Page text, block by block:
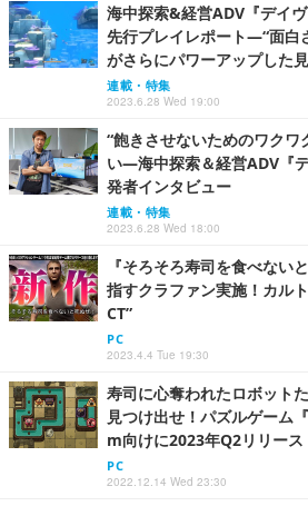
海中探索&経営ADV『デイ
先行プレイレポート―“面白
がさらにパワーアップした
連載・特集
2023.6.28 Wed 19:00
“飽きさせないためのワクワ
い―海中探索＆経営ADV『
発者インタビュー
連載・特集
2023.6.28 Wed 18:00
『そろそろ寿司を食べない
指すクラファン実施！カル
CT”
PC
2023.4.4 Tue 19:30
寿司に心奪われたロボット
見つけ出せ！パズルゲー
m向けに2023年Q2リリース
PC
2022.12.14 Wed 23:30